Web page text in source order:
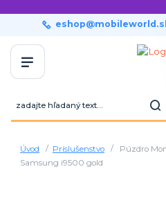
Úvod Príslušenstvo
Púzdro
Samsung i9500 gold